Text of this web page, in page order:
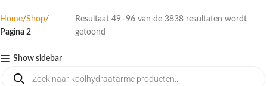
Home Shop
Pagina 2
Resultaat 49–96 van de 3838 resultaten wordt
getoond
Show sidebar